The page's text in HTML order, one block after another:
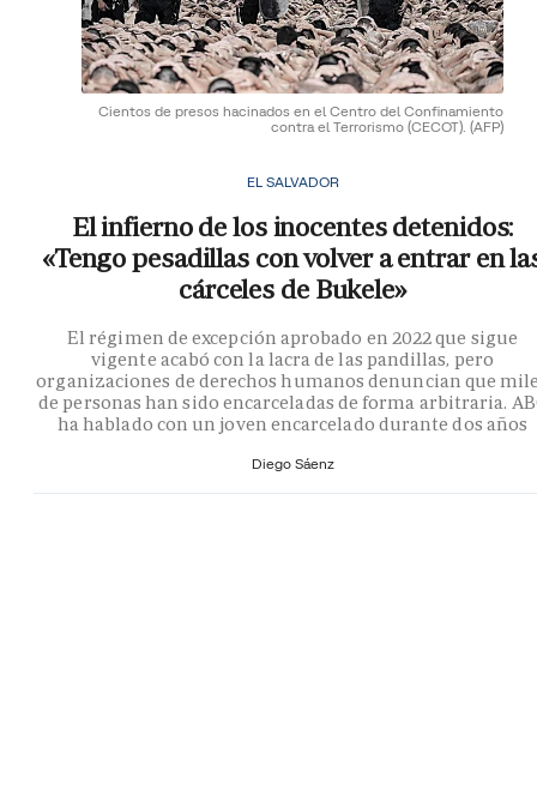
Cientos de presos hacinados en el Centro del Confinamiento
contra el Terrorismo (CECOT). (AFP)
EL SALVADOR
El infierno de los inocentes detenidos:
«Tengo pesadillas con volver a entrar en
cárceles de Bukele»
El régimen de excepción aprobado en 2022 que sigue
vigente acabó con la lacra de las pandillas, pero
organizaciones de derechos humanos denuncian que
de personas han sido encarceladas de forma arbitraria.
ha hablado con un joven encarcelado durante dos años
Diego Sáenz